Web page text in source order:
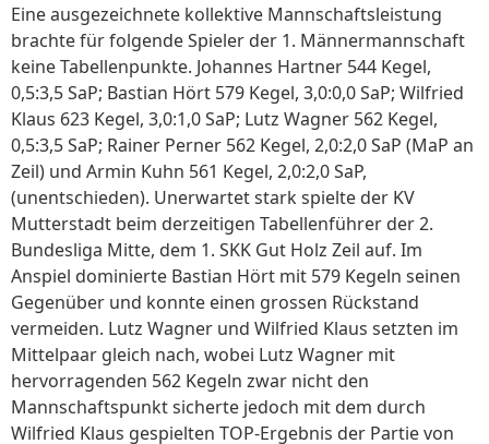
Eine ausgezeichnete kollektive Mannschaftsleistung
brachte für folgende Spieler der 1. Männermannschaft
keine Tabellenpunkte. Johannes Hartner 544 Kegel,
0,5:3,5 SaP; Bastian Hört 579 Kegel, 3,0:0,0 SaP; Wilfried
Klaus 623 Kegel, 3,0:1,0 SaP; Lutz Wagner 562 Kegel,
0,5:3,5 SaP; Rainer Perner 562 Kegel, 2,0:2,0 SaP (MaP an
Zeil) und Armin Kuhn 561 Kegel, 2,0:2,0 SaP,
(unentschieden). Unerwartet stark spielte der KV
Mutterstadt beim derzeitigen Tabellenführer der 2.
Bundesliga Mitte, dem 1. SKK Gut Holz Zeil auf. Im
Anspiel dominierte Bastian Hört mit 579 Kegeln seinen
Gegenüber und konnte einen grossen Rückstand
vermeiden. Lutz Wagner und Wilfried Klaus setzten im
Mittelpaar gleich nach, wobei Lutz Wagner mit
hervorragenden 562 Kegeln zwar nicht den
Mannschaftspunkt sicherte jedoch mit dem durch
Wilfried Klaus gespielten TOP-Ergebnis der Partie von